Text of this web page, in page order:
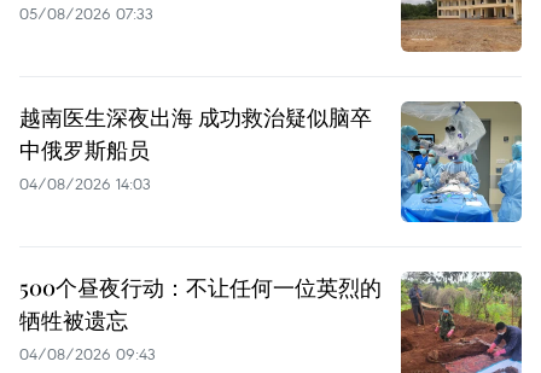
05/08/2026 07:33
越南医生深夜出海 成功救治疑似脑卒
中俄罗斯船员
04/08/2026 14:03
500个昼夜行动：不让任何一位英烈的
牺牲被遗忘
04/08/2026 09:43